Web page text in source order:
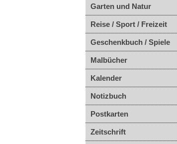
Garten und Natur
Reise / Sport / Freizeit
Geschenkbuch / Spiele
Malbücher
Kalender
Notizbuch
Postkarten
Zeitschrift